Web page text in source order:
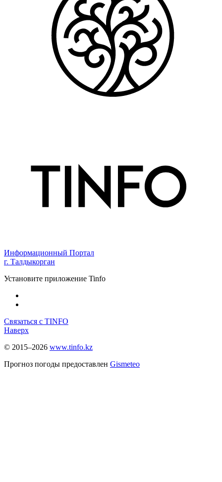
Информационный Портал
г. Талдыкорган
Установите приложение Tinfo
Связаться с TINFO
Наверх
© 2015–2026 www.tinfo.kz
Прогноз погоды предоставлен Gismeteo